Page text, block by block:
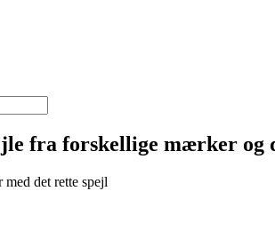
fra forskellige mærker og
det rette spejl